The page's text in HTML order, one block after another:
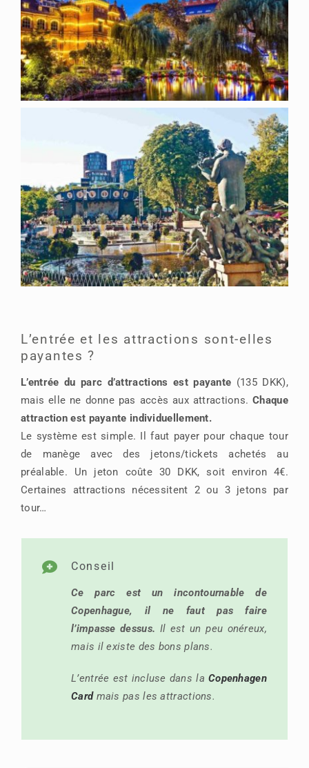
L’entrée et les attractions sont-elles
payantes ?
L’entrée du parc d’attractions est payante (135 DKK),
mais elle ne donne pas accès aux attractions.Chaque
attraction est payante individuellement.
Le système est simple. Il faut payer pour chaque tour
de manège avec des jetons/tickets achetés au
préalable. Un jeton coûte 30 DKK, soit environ 4€.
Certaines attractions nécessitent 2 ou 3 jetons par
tour…
Conseil
Ce parc est un incontournable de
Copenhague, il ne faut pas faire
l’impasse dessus. Il est un peu onéreux,
mais il existe des bons plans.
L’entrée est incluse dans la Copenhagen
Cardmais pas les attractions.